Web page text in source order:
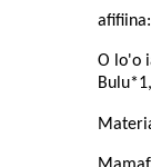
O lo'o